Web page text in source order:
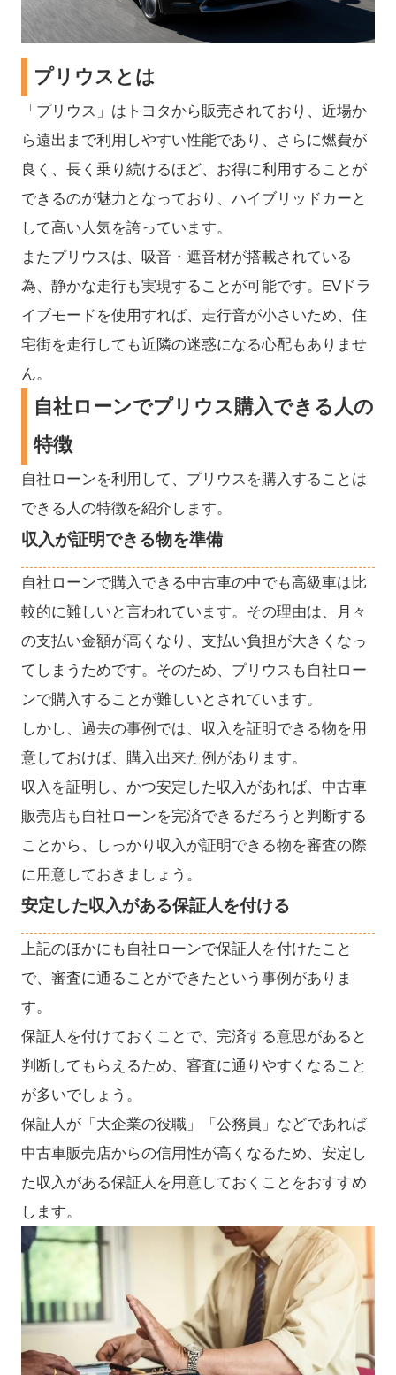
プリウスとは
「プリウス」はトヨタから販売されており、近場か
ら遠出まで利用しやすい性能であり、さらに燃費が
良く、長く乗り続けるほど、お得に利用することが
できるのが魅力となっており、ハイブリッドカーと
して高い人気を誇っています。
またプリウスは、吸音・遮音材が搭載されている
為、静かな走行も実現することが可能です。EVドラ
イブモードを使用すれば、走行音が小さいため、住
宅街を走行しても近隣の迷惑になる心配もありませ
ん。
自社ローンでプリウス購入できる人の
特徴
自社ローンを利用して、プリウスを購入することは
できる人の特徴を紹介します。
収入が証明できる物を準備
自社ローンで購入できる中古車の中でも高級車は比
較的に難しいと言われています。その理由は、月々
の支払い金額が高くなり、支払い負担が大きくなっ
てしまうためです。そのため、プリウスも自社ロー
ンで購入することが難しいとされています。
しかし、過去の事例では、収入を証明できる物を用
意しておけば、購入出来た例があります。
収入を証明し、かつ安定した収入があれば、中古車
販売店も自社ローンを完済できるだろうと判断する
ことから、しっかり収入が証明できる物を審査の際
に用意しておきましょう。
安定した収入がある保証人を付ける
上記のほかにも自社ローンで保証人を付けたこと
で、審査に通ることができたという事例がありま
す。
保証人を付けておくことで、完済する意思があると
判断してもらえるため、審査に通りやすくなること
が多いでしょう。
保証人が「大企業の役職」「公務員」などであれば
中古車販売店からの信用性が高くなるため、安定し
た収入がある保証人を用意しておくことをおすすめ
します。